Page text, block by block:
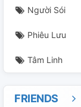
Người Sói
Phiêu Lưu
Tâm Linh
FRIENDS